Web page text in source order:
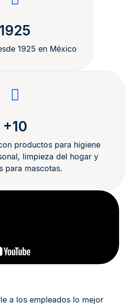
1925
1925 en México
+10
productos para higiene
limpieza del hogar y
para mascotas.
a los empleados lo mejor